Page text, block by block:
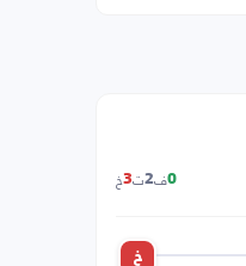
0ف2ت3خ
خ